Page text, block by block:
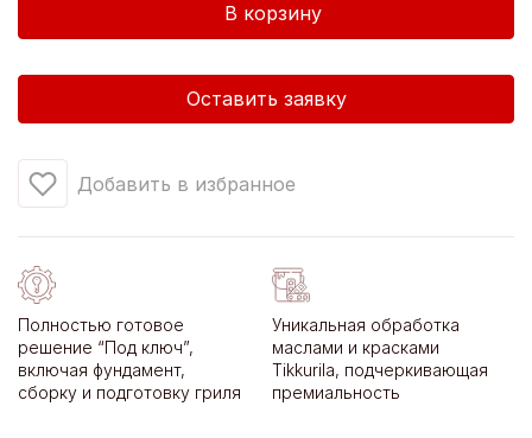
товара
м2
В корзину
Оставить заявку
Добавить в избранное
Полностью готовое
решение “Под ключ”,
включая фундамент,
сборку и подготовку гриля
Уникальная обработка
маслами и красками
Tikkurila, подчеркивающая
премиальность